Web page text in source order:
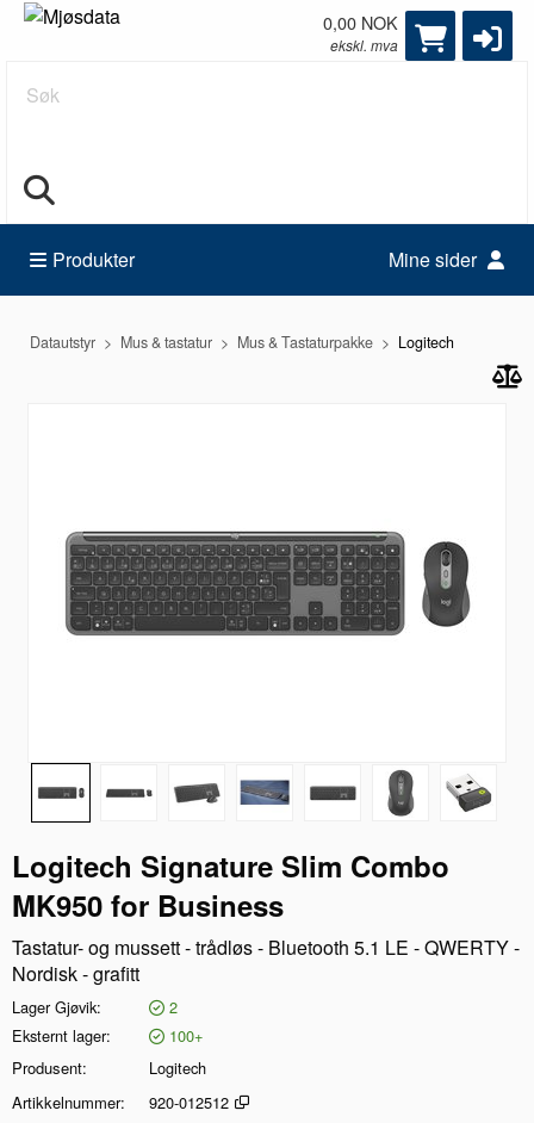
0,00 NOK
ekskl. mva
Søk
Produkter Mine sider
Datautstyr Mus & tastatur Mus & Tastaturpakke Logitech
Logitech Signature Slim Combo
MK950 for Business
Tastatur- og mussett - trådløs - Bluetooth 5.1 LE - QWERTY -
Nordisk - grafitt
Lager Gjøvik
2
Eksternt lager
100+
Produsent
Logitech
Artikkelnummer
920-012512